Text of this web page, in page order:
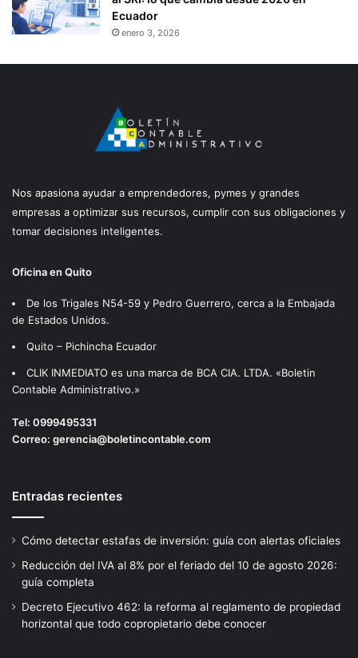
Ecuador
enero 3, 2026
Nos apasiona ayudar a emprendedores, pymes y grandes
empresas a optimizar sus recursos, cumplir con sus obligaciones y
tomar decisiones inteligentes.
Oficina en Quito
De los Trigales N54-59 y Pedro Guerrero, cerca a la Embajada
de Estados Unidos.
Quito – Pichincha Ecuador
CLIK INMEDIATO es una marca de BCA CIA. LTDA. «Boletin
Contable Administrativo.»
Tel: 0999495331
Correo: gerencia@boletincontable.com
Entradas recientes
Cómo detectar estafas de inversión: guía con alertas oficiales
Reducción del IVA al 8% por el feriado del 10 de agosto 2026:
guía completa
Decreto Ejecutivo 462: la reforma al reglamento de propiedad
horizontal que todo copropietario debe conocer